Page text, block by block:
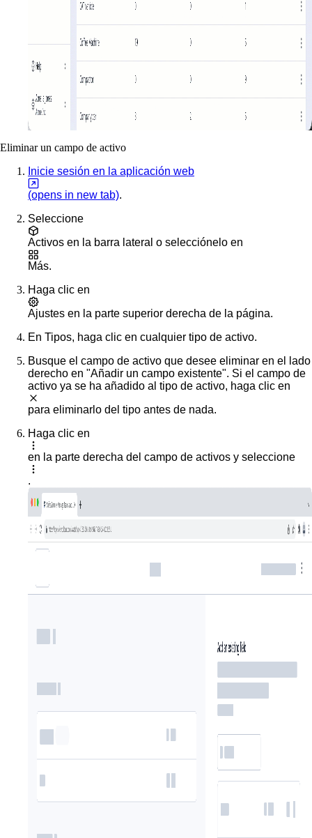
Eliminar un campo de activo
Inicie sesión en la aplicación web
(opens in new tab).
Seleccione
Activos en la barra lateral o selecciónelo en
Más.
Haga clic en
Ajustes en la parte superior derecha de la página.
En Tipos, haga clic en cualquier tipo de activo.
Busque el campo de activo que desee eliminar en el lado
derecho en "Añadir un campo existente". Si el campo de
activo ya se ha añadido al tipo de activo, haga clic en
para eliminarlo del tipo antes de nada.
Haga clic en
en la parte derecha del campo de activos y seleccione
.